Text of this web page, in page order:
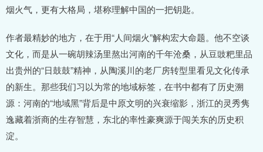
烟火气，更有大格局，堪称理解中国的一把钥匙。
作者最精妙的地方，在于用“人间烟火”解构宏大命题。他不空谈
文化，而是从一碗胡辣汤里熬出河南的千年沧桑，从豆豉粑里品
出贵州的“日鼓鼓”精神，从陶溪川的老厂房转型里看见文化传承
的新生。那些我们习以为常的地域标签，在书中都有了历史溯
源：河南的“地域黑”背后是中原文明的兴衰缩影，浙江的灵秀隽
逸藏着浙商的生存智慧，东北的率性豪爽源于闯关东的历史积
淀。